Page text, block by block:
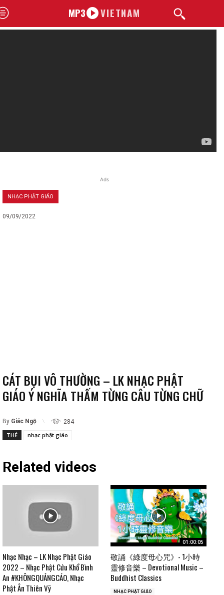
MP3 VIETNAM
Ads
NHẠC PHẬT GIÁO
09/09/2022
CÁT BỤI VÔ THƯỜNG – LK NHẠC PHẬT
GIÁO Ý NGHĨA THẤM TỪNG CÂU TỪNG CHỮ
By Giác Ngộ 284
THẺ nhạc phật giáo
Related videos
Nhạc Nhạc – LK Nhạc Phật Giáo
2022 – Nhạc Phật Cứu Khổ Bình
An #KHÔNGQUẢNGCÁO, Nhạc
Phật Ân Thiên Vỹ
01:00:05
敬誦《綠度母心咒》- 1小時
靈修音樂 – Devotional Music –
Buddhist Classics
NHẠC PHẬT GIÁO